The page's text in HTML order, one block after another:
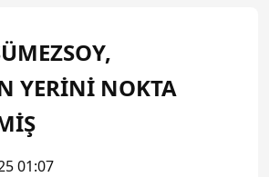
YERİNİ NOKTA
01:07